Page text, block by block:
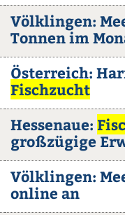
Völklingen:
Tonnen im
Österreich:
Fischzucht
Hessenaue:
großzügige
Völklingen:
online an